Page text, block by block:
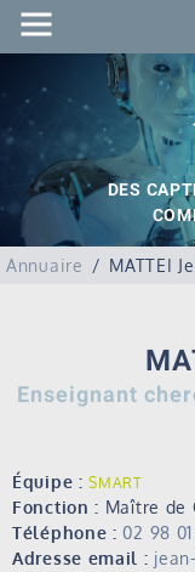
DES
Annuaire MATTEI
Enseignant
Équipe :SMART
Fonction : Maître de
Téléphone : 02 98
Adresse email :